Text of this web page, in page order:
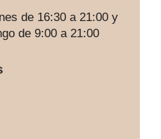
de 16:30 a 21:00 y
de 9:00 a 21:00